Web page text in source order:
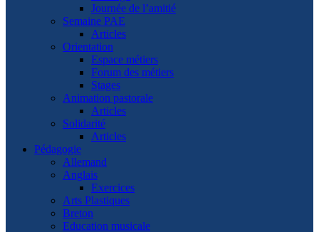
Journée de l’amitié
Semaine PAE
Articles
Orientation
Espace métiers
Forum des métiers
Stages
Animation pastorale
Articles
Solidarité
Articles
Pédagogie
Allemand
Anglais
Exercices
Arts Plastiques
Breton
Education musicale